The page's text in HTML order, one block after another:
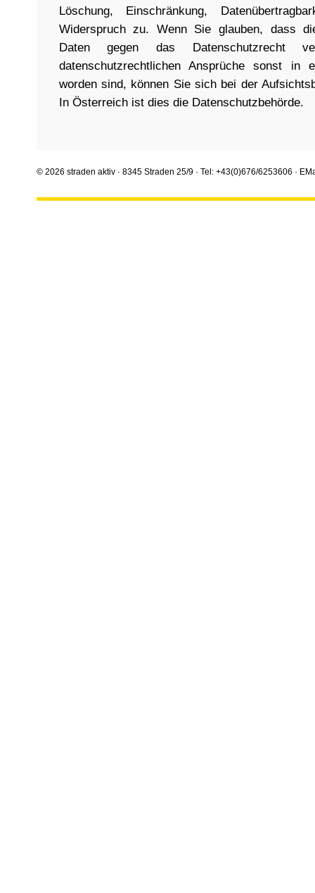
Löschung, Einschränkung,
Widerspruch zu. Wenn Sie glauben, dass
Daten gegen das Datenschutzrecht
datenschutzrechtlichen Ansprüche sonst in
worden sind, können Sie sich bei der
In Österreich ist dies die Datenschutzbehörde.
© 2026 straden aktiv · 8345 Straden 25/9 · Tel: +43(0)676/6253606 ·